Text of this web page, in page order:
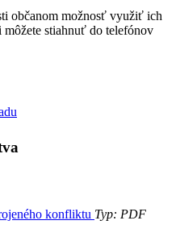
občanom možnosť využiť ich
stiahnuť do telefónov
konfliktu Typ: PDF